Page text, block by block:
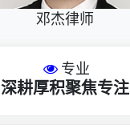
邓杰律师
专业
深耕厚积聚焦专注